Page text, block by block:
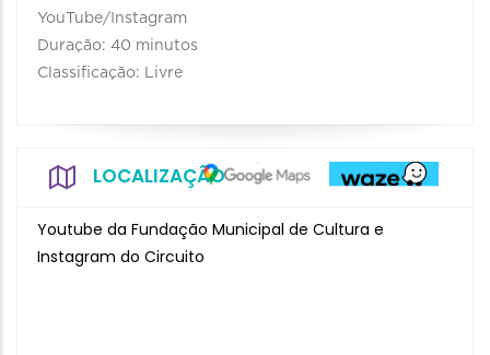
YouTube/Instagram
Duração: 40 minutos
Classificação: Livre
LOCALIZAÇÃO
Youtube da Fundação Municipal de Cultura e
Instagram do Circuito